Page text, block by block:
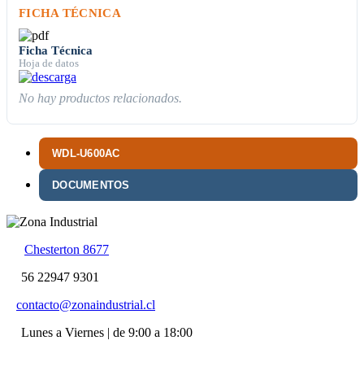
WDL-U600AC
DOCUMENTOS
FICHA TÉCNICA
Ficha Técnica
Hoja de datos
No hay productos relacionados.
Chesterton 8677
56 22947 9301
contacto@zonaindustrial.cl
Lunes a Viernes | de 9:00 a 18:00